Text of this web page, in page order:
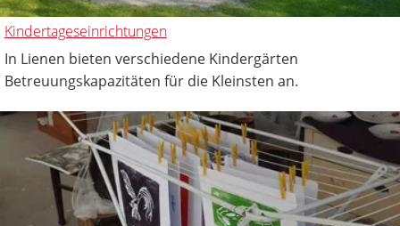
Kindertageseinrichtungen
In Lienen bieten verschiedene Kindergärten
Betreuungskapazitäten für die Kleinsten an.